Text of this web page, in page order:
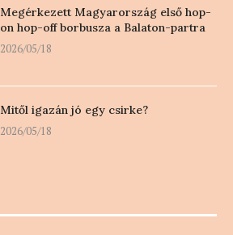
Megérkezett Magyarország első hop-
on hop-off borbusza a Balaton-partra
2026/05/18
Mitől igazán jó egy csirke?
2026/05/18